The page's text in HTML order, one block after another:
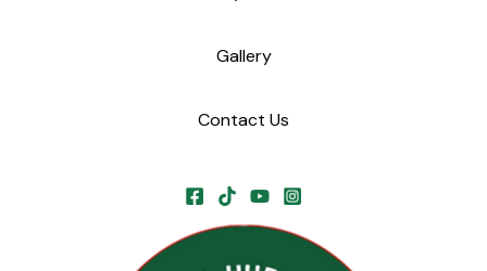
Gallery
Contact Us